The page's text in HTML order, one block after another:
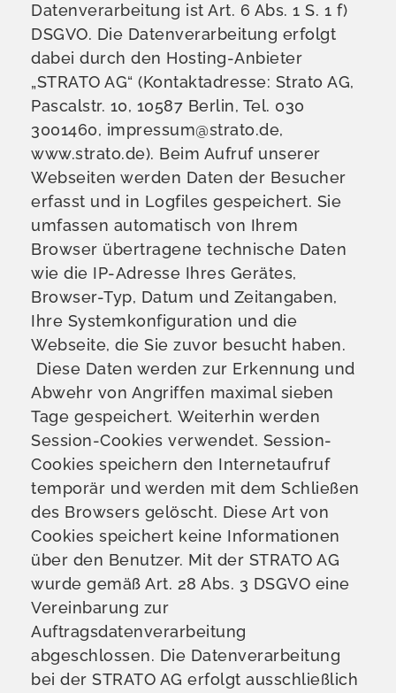
Datenverarbeitung ist Art. 6 Abs. 1 S. 1 f)
DSGVO. Die Datenverarbeitung erfolgt
dabei durch den Hosting-Anbieter
„STRATO AG“ (Kontaktadresse: Strato AG,
Pascalstr. 10, 10587 Berlin, Tel. 030
3001460, impressum@strato.de,
www.strato.de). Beim Aufruf unserer
Webseiten werden Daten der Besucher
erfasst und in Logfiles gespeichert. Sie
umfassen automatisch von Ihrem
Browser übertragene technische Daten
wie die IP-Adresse Ihres Gerätes,
Browser-Typ, Datum und Zeitangaben,
Ihre Systemkonfiguration und die
Webseite, die Sie zuvor besucht haben.
Diese Daten werden zur Erkennung und
Abwehr von Angriffen maximal sieben
Tage gespeichert. Weiterhin werden
Session-Cookies verwendet. Session-
Cookies speichern den Internetaufruf
temporär und werden mit dem Schließen
des Browsers gelöscht. Diese Art von
Cookies speichert keine Informationen
über den Benutzer. Mit der STRATO AG
wurde gemäß Art. 28 Abs. 3 DSGVO eine
Vereinbarung zur
Auftragsdatenverarbeitung
abgeschlossen. Die Datenverarbeitung
bei der STRATO AG erfolgt ausschließlich